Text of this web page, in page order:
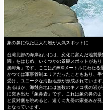
象の鼻に似た巨大な岩が人気スポットに
台湾北部の海岸沿いには、変化に富んだ地質
園」をはじめ、いくつかの景観スポットがあ
澳岬角」です。ここは約800メートルにわたる
かつては軍事管制エリアだったこともあり、
受け、ユニークな海蝕地形が形成されていま
あるほか、海蝕台地には無数のキノコ状の岩
に突き出た「象鼻岩」です。これは象の鼻の
と反対側を眺めると、遠くに九份の家並みが
となっています。